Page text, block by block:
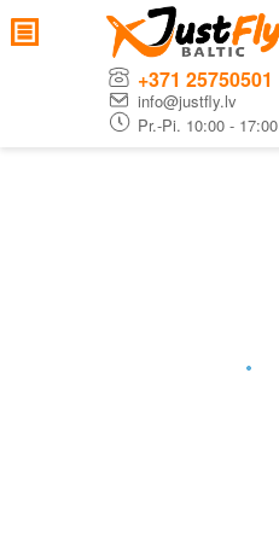
+371 25750501
info@justfly.lv
Pr.-Pi. 10:00 - 17:00